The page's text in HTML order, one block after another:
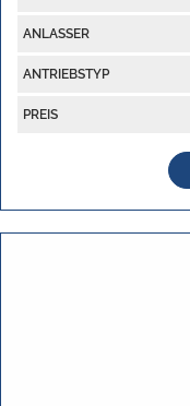
ANLASSER
ANTRIEBSTYP
PREIS